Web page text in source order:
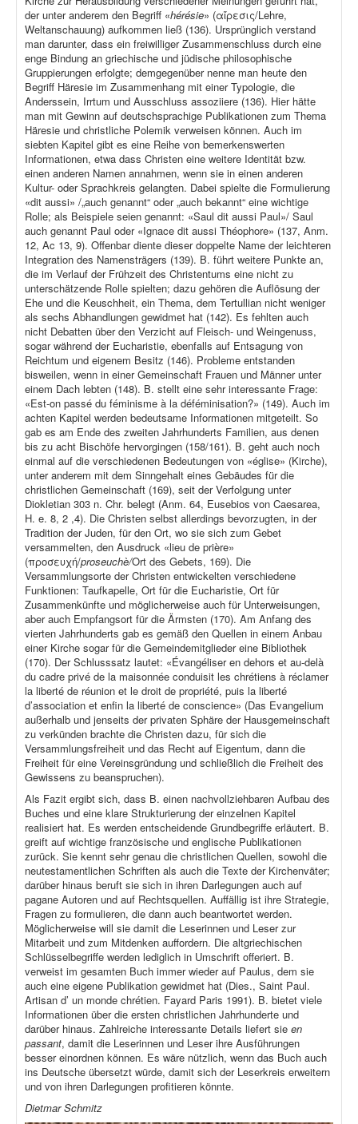
der unter anderem den Begriff «hérésie» (αἵρεσις/Lehre,
Weltanschauung) aufkommen ließ (136). Ursprünglich verstand
man darunter, dass ein freiwilliger Zusammenschluss durch eine
enge Bindung an griechische und jüdische philosophische
Gruppierungen erfolgte; demgegenüber nenne man heute den
Begriff Häresie im Zusammenhang mit einer Typologie, die
Anderssein, Irrtum und Ausschluss assoziiere (136). Hier hätte
man mit Gewinn auf deutschsprachige Publikationen zum Thema
Häresie und christliche Polemik verweisen können. Auch im
siebten Kapitel gibt es eine Reihe von bemerkenswerten
Informationen, etwa dass Christen eine weitere Identität bzw.
einen anderen Namen annahmen, wenn sie in einen anderen
Kultur- oder Sprachkreis gelangten. Dabei spielte die Formulierung
«dit aussi» /„auch genannt“ oder „auch bekannt“ eine wichtige
Rolle; als Beispiele seien genannt: «Saul dit aussi Paul»/ Saul
auch genannt Paul oder «Ignace dit aussi Théophore» (137, Anm.
12, Ac 13, 9). Offenbar diente dieser doppelte Name der leichteren
Integration des Namensträgers (139). B. führt weitere Punkte an,
die im Verlauf der Frühzeit des Christentums eine nicht zu
unterschätzende Rolle spielten; dazu gehören die Auflösung der
Ehe und die Keuschheit, ein Thema, dem Tertullian nicht weniger
als sechs Abhandlungen gewidmet hat (142). Es fehlten auch
nicht Debatten über den Verzicht auf Fleisch- und Weingenuss,
sogar während der Eucharistie, ebenfalls auf Entsagung von
Reichtum und eigenem Besitz (146). Probleme entstanden
bisweilen, wenn in einer Gemeinschaft Frauen und Männer unter
einem Dach lebten (148). B. stellt eine sehr interessante Frage:
«Est-on passé du féminisme à la déféminisation?» (149). Auch im
achten Kapitel werden bedeutsame Informationen mitgeteilt. So
gab es am Ende des zweiten Jahrhunderts Familien, aus denen
bis zu acht Bischöfe hervorgingen (158/161). B. geht auch noch
einmal auf die verschiedenen Bedeutungen von «église» (Kirche),
unter anderem mit dem Sinngehalt eines Gebäudes für die
christlichen Gemeinschaft (169), seit der Verfolgung unter
Diokletian 303 n. Chr. belegt (Anm. 64, Eusebios von Caesarea,
H. e. 8, 2 ,4). Die Christen selbst allerdings bevorzugten, in der
Tradition der Juden, für den Ort, wo sie sich zum Gebet
versammelten, den Ausdruck «lieu de prière»
(προσευχή/proseuchè/Ort des Gebets, 169). Die
Versammlungsorte der Christen entwickelten verschiedene
Funktionen: Taufkapelle, Ort für die Eucharistie, Ort für
Zusammenkünfte und möglicherweise auch für Unterweisungen,
aber auch Empfangsort für die Ärmsten (170). Am Anfang des
vierten Jahrhunderts gab es gemäß den Quellen in einem Anbau
einer Kirche sogar für die Gemeindemitglieder eine Bibliothek
(170). Der Schlusssatz lautet: «Évangéliser en dehors et au-delà
du cadre privé de la maisonnée conduisit les chrétiens à réclamer
la liberté de réunion et le droit de propriété, puis la liberté
d’association et enfin la liberté de conscience» (Das Evangelium
außerhalb und jenseits der privaten Sphäre der Hausgemeinschaft
zu verkünden brachte die Christen dazu, für sich die
Versammlungsfreiheit und das Recht auf Eigentum, dann die
Freiheit für eine Vereinsgründung und schließlich die Freiheit des
Gewissens zu beanspruchen).
Als Fazit ergibt sich, dass B. einen nachvollziehbaren Aufbau des
Buches und eine klare Strukturierung der einzelnen Kapitel
realisiert hat. Es werden entscheidende Grundbegriffe erläutert. B.
greift auf wichtige französische und englische Publikationen
zurück. Sie kennt sehr genau die christlichen Quellen, sowohl die
neutestamentlichen Schriften als auch die Texte der Kirchenväter;
darüber hinaus beruft sie sich in ihren Darlegungen auch auf
pagane Autoren und auf Rechtsquellen. Auffällig ist ihre Strategie,
Fragen zu formulieren, die dann auch beantwortet werden.
Möglicherweise will sie damit die Leserinnen und Leser zur
Mitarbeit und zum Mitdenken auffordern. Die altgriechischen
Schlüsselbegriffe werden lediglich in Umschrift offeriert. B.
verweist im gesamten Buch immer wieder auf Paulus, dem sie
auch eine eigene Publikation gewidmet hat (Dies., Saint Paul.
Artisan d’ un monde chrétien. Fayard Paris 1991). B. bietet viele
Informationen über die ersten christlichen Jahrhunderte und
darüber hinaus. Zahlreiche interessante Details liefert sie en
passant, damit die Leserinnen und Leser ihre Ausführungen
besser einordnen können. Es wäre nützlich, wenn das Buch auch
ins Deutsche übersetzt würde, damit sich der Leserkreis erweitern
und von ihren Darlegungen profitieren könnte.
Dietmar Schmitz